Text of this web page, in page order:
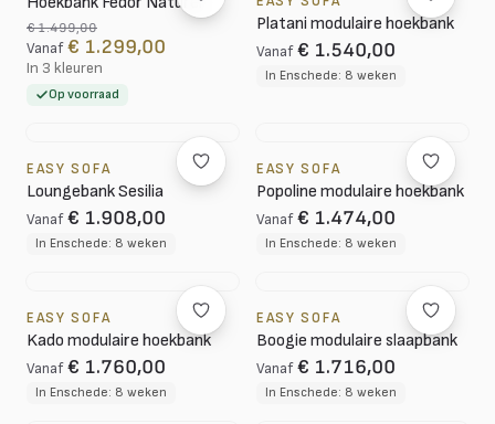
€ 1.499,00
Vanaf € 1.299,00
In 3 kleuren
Op voorraad
Platani modulaire hoekbank
Vanaf € 1.540,00
In Enschede: 8 weken
EASY SOFA
Loungebank Sesilia
Vanaf € 1.908,00
In Enschede: 8 weken
EASY SOFA
Popoline modulaire hoekbank
Vanaf € 1.474,00
In Enschede: 8 weken
EASY SOFA
Kado modulaire hoekbank
Vanaf € 1.760,00
In Enschede: 8 weken
EASY SOFA
Boogie modulaire slaapbank
Vanaf € 1.716,00
In Enschede: 8 weken